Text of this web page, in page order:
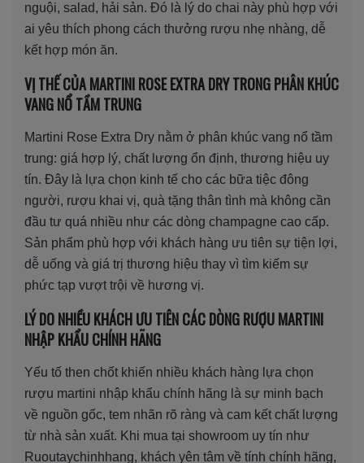
nguội, salad, hải sản. Đó là lý do chai này phù hợp với
ai yêu thích phong cách thưởng rượu nhẹ nhàng, dễ
kết hợp món ăn.
VỊ THẾ CỦA MARTINI ROSE EXTRA DRY TRONG PHÂN KHÚC
VANG NỔ TẦM TRUNG
Martini Rose Extra Dry nằm ở phân khúc vang nổ tầm
trung: giá hợp lý, chất lượng ổn định, thương hiệu uy
tín. Đây là lựa chọn kinh tế cho các bữa tiệc đông
người, rượu khai vị, quà tặng thân tình mà không cần
đầu tư quá nhiều như các dòng champagne cao cấp.
Sản phẩm phù hợp với khách hàng ưu tiên sự tiện lợi,
dễ uống và giá trị thương hiệu thay vì tìm kiếm sự
phức tạp vượt trội về hương vị.
LÝ DO NHIỀU KHÁCH ƯU TIÊN CÁC DÒNG RƯỢU MARTINI
NHẬP KHẨU CHÍNH HÃNG
Yếu tố then chốt khiến nhiều khách hàng lựa chọn
rượu martini nhập khẩu chính hãng là sự minh bạch
về nguồn gốc, tem nhãn rõ ràng và cam kết chất lượng
từ nhà sản xuất. Khi mua tại showroom uy tín như
Ruoutaychinhhang, khách yên tâm về tính chính hãng,